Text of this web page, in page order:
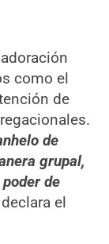
como el
de
de
grupal,
de
declara el